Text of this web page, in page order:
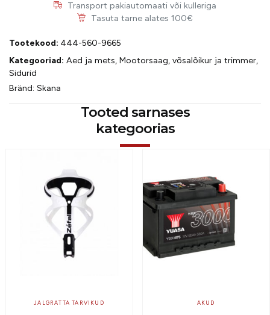
Transport pakiautomaati või kulleriga
Tasuta tarne alates 100€
Tootekood: 444-560-9665
Kategooriad: Aed ja mets, Mootorsaag, võsalõikur ja trimmer,
Sidurid
Bränd: Skana
Tooted sarnases
kategoorias
JALGRATTA TARVIKUD AKUD